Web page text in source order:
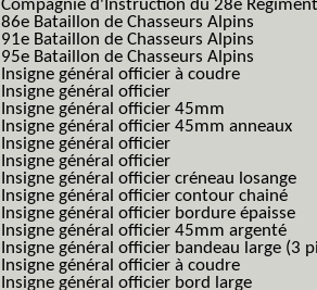
Compagnie d'Instruction du 28e
86e Bataillon de Chasseurs Alpins
91e Bataillon de Chasseurs Alpins
95e Bataillon de Chasseurs Alpins
Insigne général officier à coudre
Insigne général officier
Insigne général officier 45mm
Insigne général officier 45mm anneaux
Insigne général officier
Insigne général officier
Insigne général officier créneau losange
Insigne général officier contour chainé
Insigne général officier bordure épaisse
Insigne général officier 45mm argenté
Insigne général officier bandeau large (3
Insigne général officier à coudre
Insigne général officier bord large